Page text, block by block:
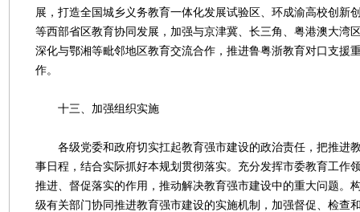
展，打造全国城乡义务教育一体化发展试验区、环成渝高校创新
等西部省区教育协同发展，加强与京津冀、长三角、粤港澳大湾
深化与鄂湘等毗邻地区教育交流合作，推进鲁粤浙教育对口支援
作。
十三、加强组织实施
各级党委和政府切实扛起教育强市建设的政治责任，把推进
事日程，结合实际抓好本规划贯彻落实。充分发挥市委教育工作
推进、督促落实的作用，推动解决教育强市建设中的重大问题。
级有关部门协同推进教育强市建设的实施机制，加强督促、检查